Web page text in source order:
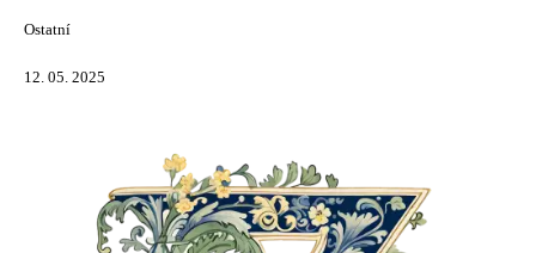
Ostatní
12. 05. 2025